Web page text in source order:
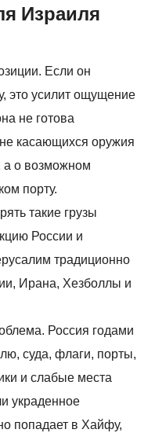
Израиля
Если он
это усилит ощущение
не готова
касающихся оружия
а о возможном
порту.
такие грузы
России и
традиционно
Ирана, Хезболлы и
Россия годами
суда, флаги, порты,
и слабые места
украденное
попадает в Хайфу,